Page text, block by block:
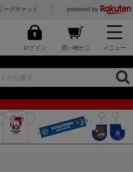
ーグチケット powered by
ログイン 買い物かご メニュー